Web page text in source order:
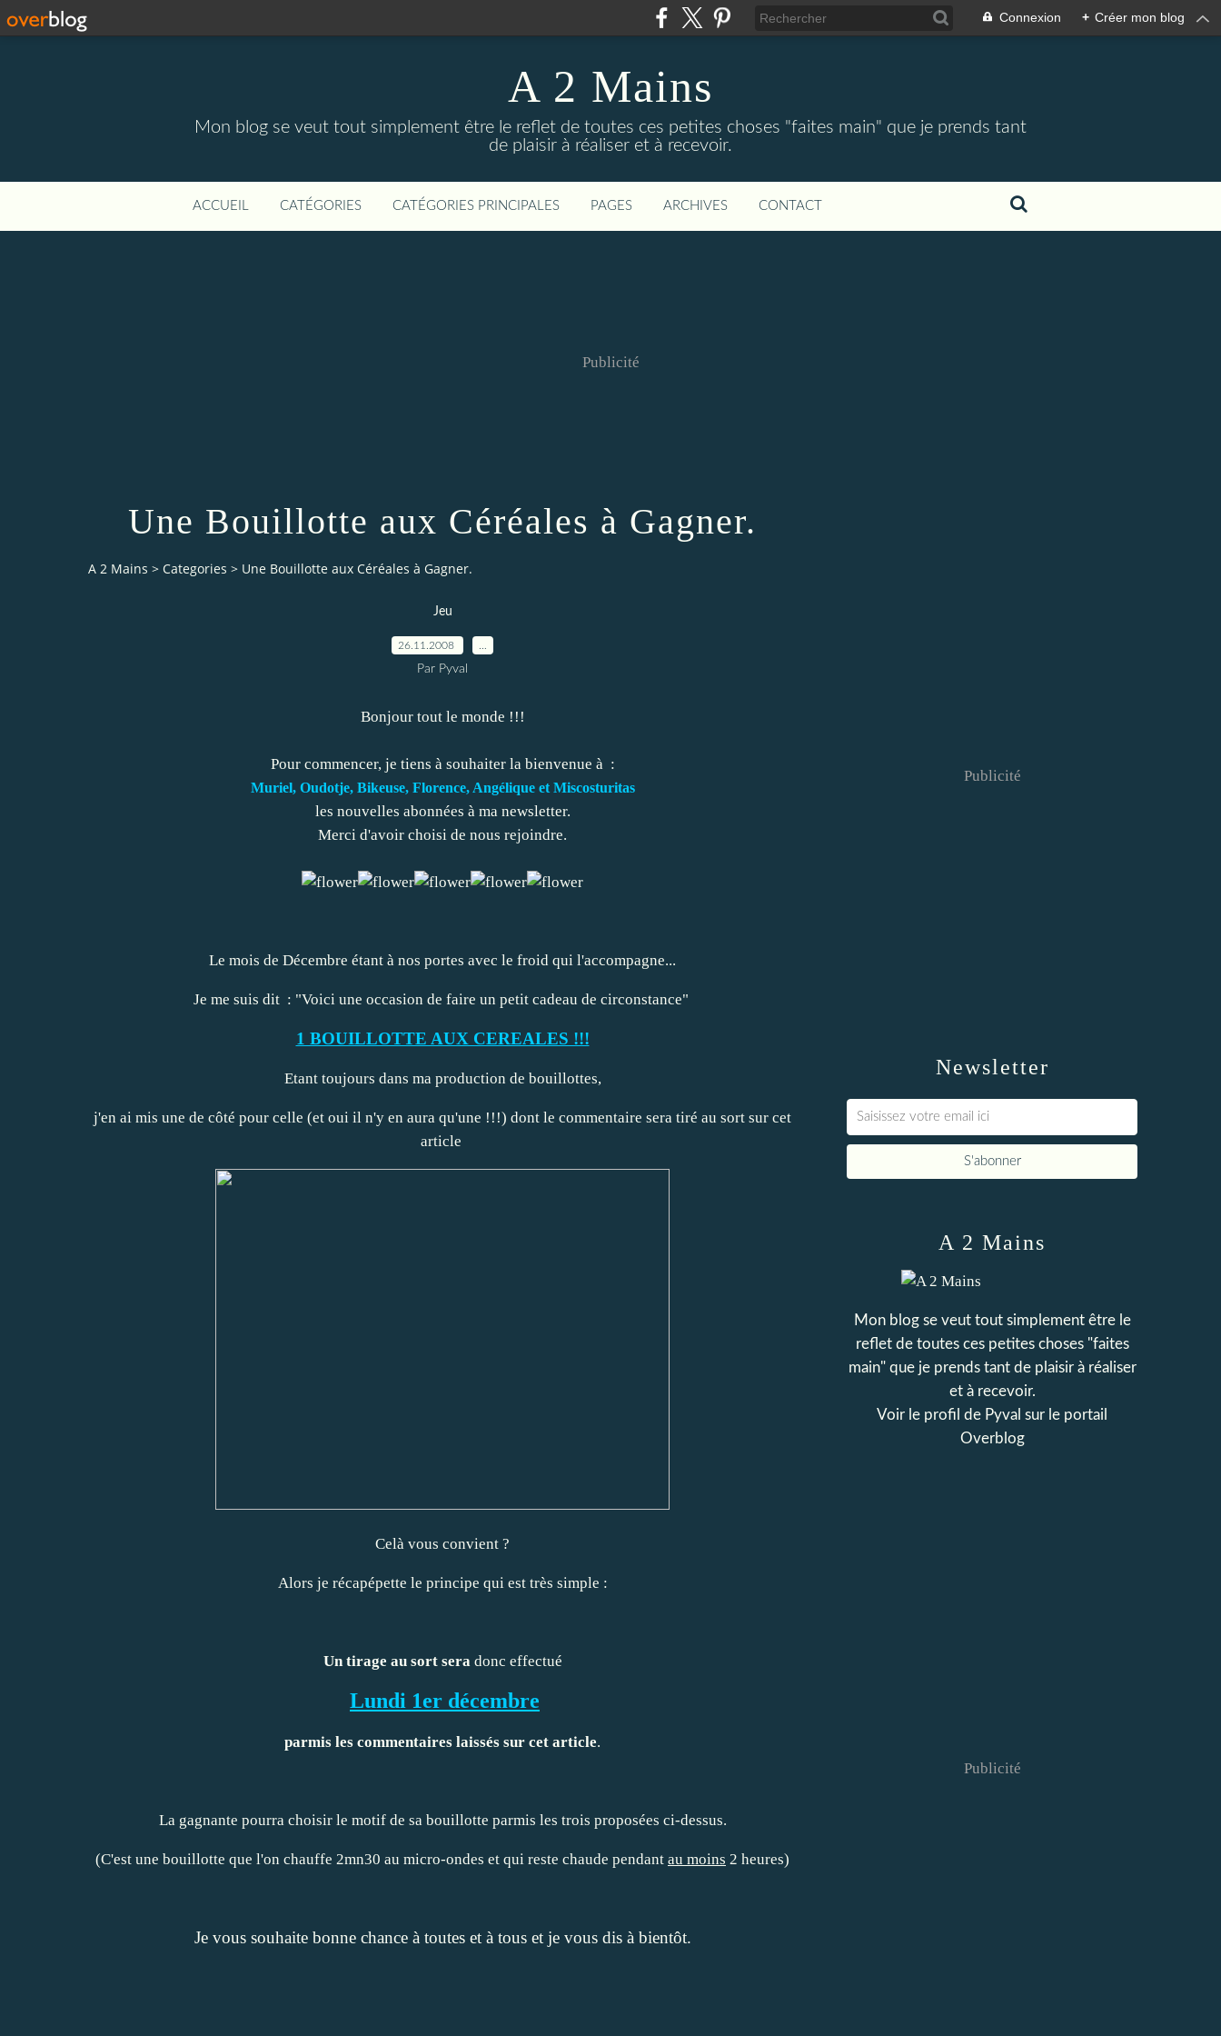
Connexion + Créer mon blog
A 2 Mains
Mon blog se veut tout simplement être le reflet de toutes ces petites choses "faites main" que je prends tant
de plaisir à réaliser et à recevoir.
ACCUEIL CATÉGORIES CATÉGORIES PRINCIPALES PAGES ARCHIVES CONTACT
Publicité
Une Bouillotte aux Céréales à Gagner.
A 2 Mains > Categories > Une Bouillotte aux Céréales à Gagner.
Jeu
26.11.2008
Par Pyval
Bonjour tout le monde !!!
Pour commencer, je tiens à souhaiter la bienvenue à :
Muriel, Oudotje, Bikeuse, Florence, Angélique et Miscosturitas
les nouvelles abonnées à ma newsletter.
Merci d'avoir choisi de nous rejoindre.
Le mois de Décembre étant à nos portes avec le froid qui l'accompagne...
Je me suis dit : "Voici une occasion de faire un petit cadeau de circonstance"
1 BOUILLOTTE AUX CEREALES !!!
Etant toujours dans ma production de bouillottes,
j'en ai mis une de côté pour celle (et oui il n'y en aura qu'une !!!) dont le commentaire sera tiré au sort sur cet
article
Celà vous convient ?
Alors je récapépette le principe qui est très simple :
Un tirage au sort sera donc effectué
Lundi 1er décembre
parmis les commentaires laissés sur cet article.
La gagnante pourra choisir le motif de sa bouillotte parmis les trois proposées ci-dessus.
(C'est une bouillotte que l'on chauffe 2mn30 au micro-ondes et qui reste chaude pendant au moins 2 heures)
Je vous souhaite bonne chance à toutes et à tous et je vous dis à bientôt.
Newsletter
Publicité
A 2 Mains
Mon blog se veut tout simplement être le
reflet de toutes ces petites choses "faites
main" que je prends tant de plaisir à réaliser
et à recevoir.
Voir le profil de Pyval sur le portail
Overblog
Publicité